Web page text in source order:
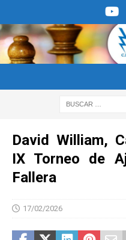
David William,
IX Torneo de
Fallera
17/02/2026